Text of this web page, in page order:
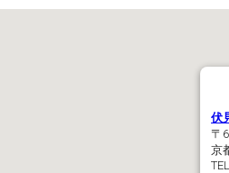
伏
〒
京